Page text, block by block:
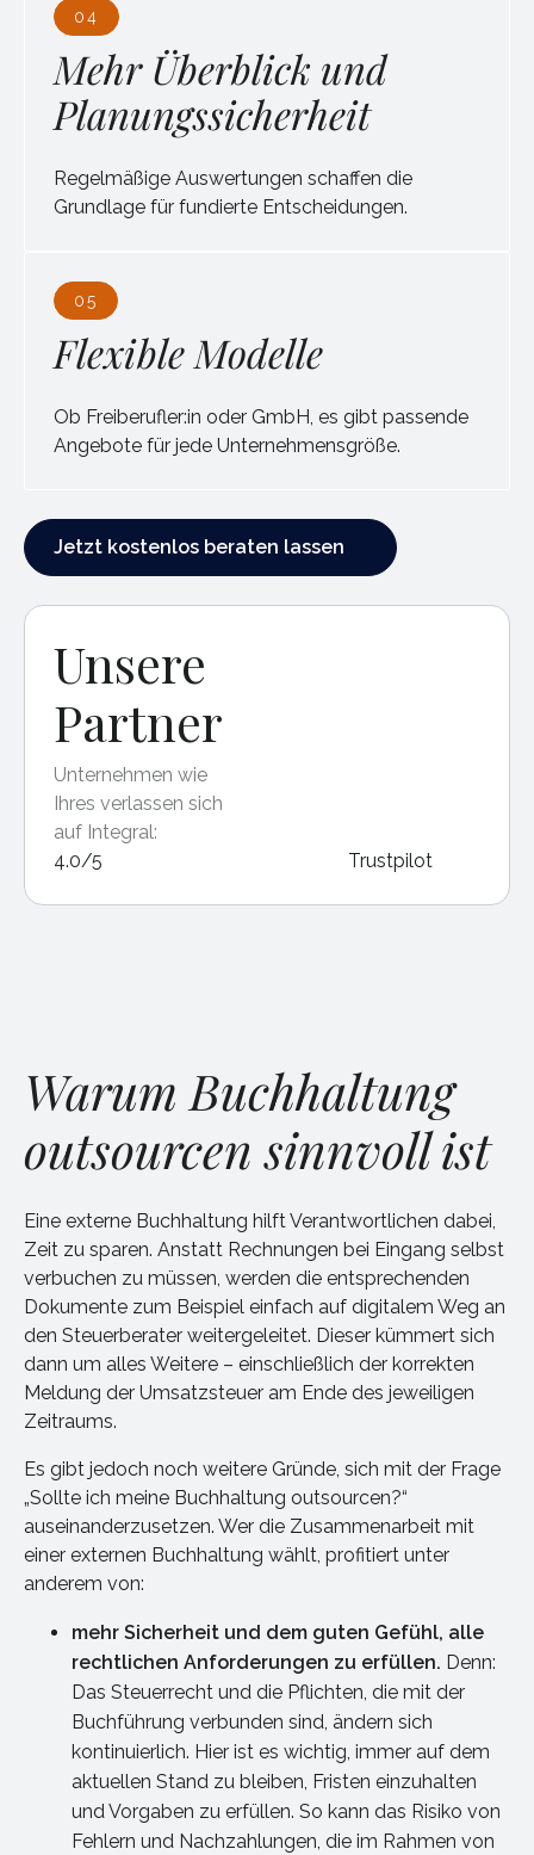
04
Mehr Überblick und
Planungssicherheit
Regelmäßige Auswertungen schaffen die
Grundlage für fundierte Entscheidungen.
05
Flexible Modelle
Ob Freiberufler:in oder GmbH, es gibt passende
Angebote für jede Unternehmensgröße.
Jetzt kostenlos beraten lassen
Jetzt kostenlos beraten lassen
Unsere
Partner
Unternehmen wie
Ihres verlassen sich
auf Integral:
4.0/5
Trustpilot
Warum Buchhaltung
outsourcen sinnvoll ist
Eine externe Buchhaltung hilft Verantwortlichen dabei,
Zeit zu sparen. Anstatt Rechnungen bei Eingang selbst
verbuchen zu müssen, werden die entsprechenden
Dokumente zum Beispiel einfach auf digitalem Weg an
den Steuerberater weitergeleitet. Dieser kümmert sich
dann um alles Weitere – einschließlich der korrekten
Meldung der Umsatzsteuer am Ende des jeweiligen
Zeitraums.
Es gibt jedoch noch weitere Gründe, sich mit der Frage
„Sollte ich meine Buchhaltung outsourcen?“
auseinanderzusetzen. Wer die Zusammenarbeit mit
einer externen Buchhaltung wählt, profitiert unter
anderem von:
mehr Sicherheit und dem guten Gefühl, alle
rechtlichen Anforderungen zu erfüllen. Denn:
Das Steuerrecht und die Pflichten, die mit der
Buchführung verbunden sind, ändern sich
kontinuierlich. Hier ist es wichtig, immer auf dem
aktuellen Stand zu bleiben, Fristen einzuhalten
und Vorgaben zu erfüllen. So kann das Risiko von
Fehlern und Nachzahlungen, die im Rahmen von